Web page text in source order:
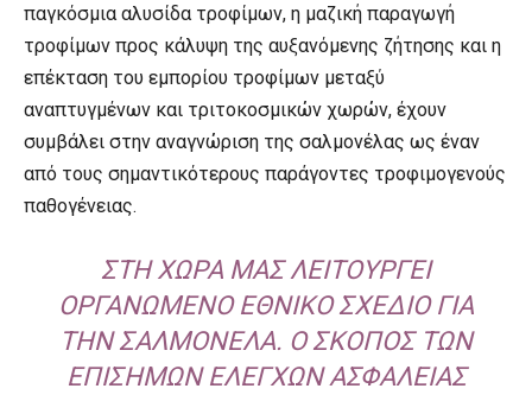
παγκόσμια αλυσίδα τροφίμων, η μαζική παραγωγή
τροφίμων προς κάλυψη της αυξανόμενης ζήτησης και η
επέκταση του εμπορίου τροφίμων μεταξύ
αναπτυγμένων και τριτοκοσμικών χωρών, έχουν
συμβάλει στην αναγνώριση της σαλμονέλας ως έναν
από τους σημαντικότερους παράγοντες τροφιμογενούς
παθογένειας.
ΣΤΗ ΧΏΡΑ ΜΑΣ ΛΕΙΤΟΥΡΓΕΊ
ΟΡΓΑΝΩΜΈΝΟ ΕΘΝΙΚΌ ΣΧΈΔΙΟ ΓΙΑ
ΤΗΝ ΣΑΛΜΟΝΈΛΑ. Ο ΣΚΟΠΌΣ ΤΩΝ
ΕΠΊΣΗΜΩΝ ΕΛΈΓΧΩΝ ΑΣΦΆΛΕΙΑΣ